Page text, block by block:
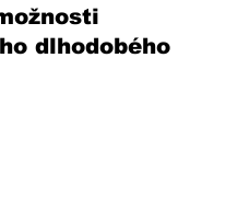
dlhodobého